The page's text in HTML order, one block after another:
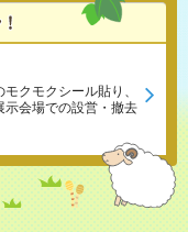
クモクシール貼り、
示会場での設営・撤去